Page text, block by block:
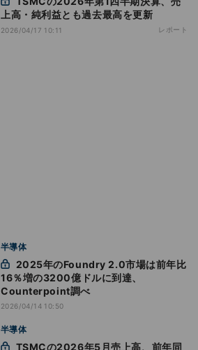
上高・純利益とも過去最高を更新
2026/04/17 10:11 レポート
半導体
16％増の3200億ドルに到達、
Counterpoint調べ
2026/04/14 10:50
半導体